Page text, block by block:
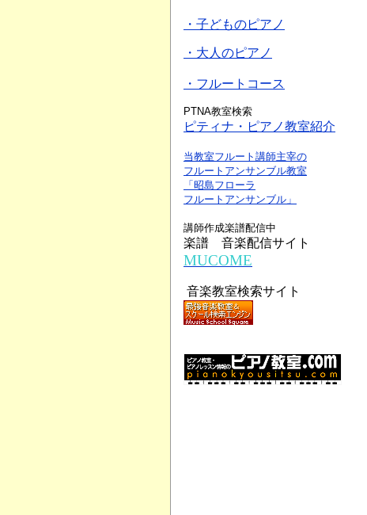
・子どものピアノ
・大人のピアノ
・フルートコース
PTNA教室検索
ピティナ・ピアノ教室紹介
当教室フルート講師主宰の
フルートアンサンブル教室
「昭島フローラ
フルートアンサンブル」
講師作成楽譜配信中
楽譜 音楽配信サイト
MUCOME
音楽教室検索サイト